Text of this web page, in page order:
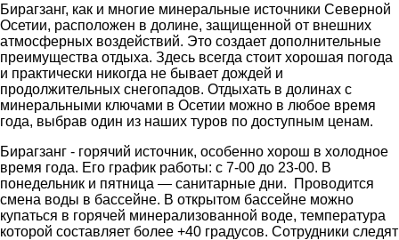
Бирагзанг, как и многие минеральные источники Северной
Осетии, расположен в долине, защищенной от внешних
атмосферных воздействий. Это создает дополнительные
преимущества отдыха. Здесь всегда стоит хорошая погода
и практически никогда не бывает дождей и
продолжительных снегопадов. Отдыхать в долинах с
минеральными ключами в Осетии можно в любое время
года, выбрав один из наших туров по доступным ценам.
Бирагзанг - горячий источник, особенно хорош в холодное
время года. Его график работы: с 7-00 до 23-00. В
понедельник и пятница — санитарные дни. Проводится
смена воды в бассейне. В открытом бассейне можно
купаться в горячей минерализованной воде, температура
которой составляет более +40 градусов. Сотрудники следят